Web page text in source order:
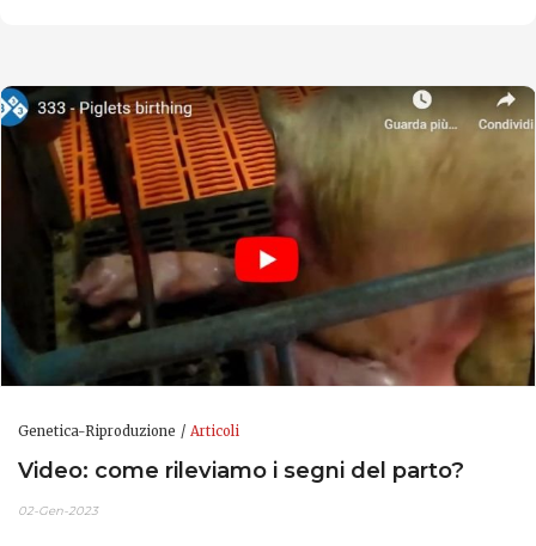
Genetica-Riproduzione Articoli
Video: come rileviamo i segni del parto?
02-Gen-2023